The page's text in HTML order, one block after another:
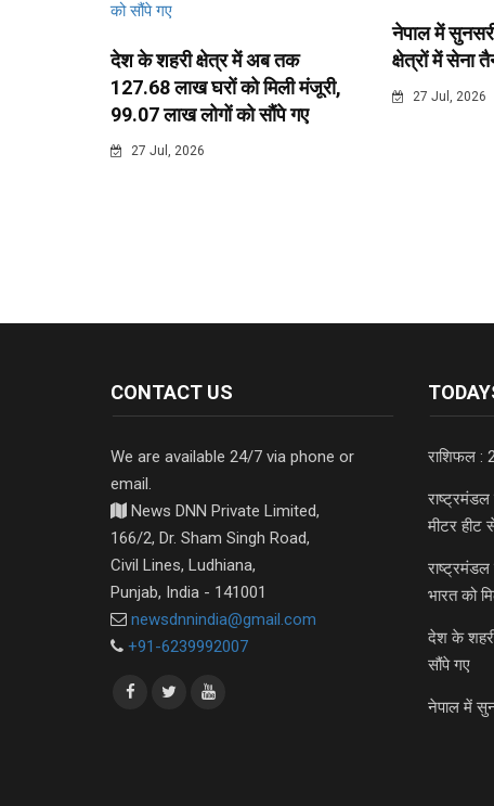
देश के शहरी क्षेत्र में अब तक
127.68 लाख घरों को मिली मंजूरी,
99.07 लाख लोगों को सौंपे गए
27 Jul, 2026
नेपाल में
क्षेत्रों में सेना
27 Jul, 2026
CONTACT US
We are available 24/7 via phone or
email.
News DNN Private Limited,
166/2, Dr. Sham Singh Road,
Civil Lines, Ludhiana,
Punjab, India - 141001
newsdnnindia@gmail.com
+91-6239992007
राशिफल :
मीटर हीट
भारत को
देश के
सौंपे गए
नेपाल में